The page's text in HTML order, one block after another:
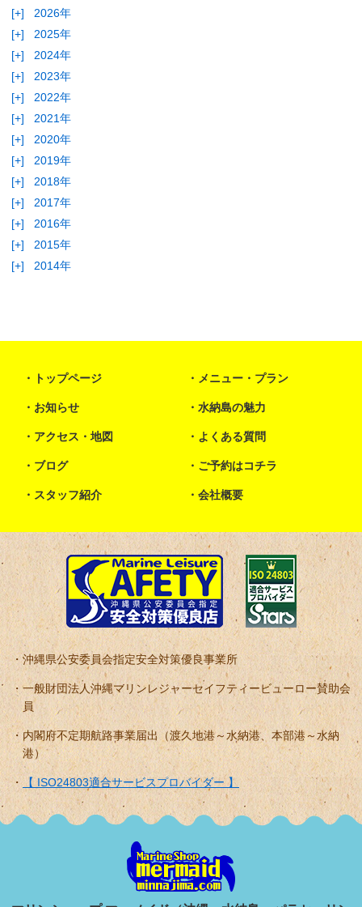
[+]
2026年
[+]
2025年
[+]
2024年
[+]
2023年
[+]
2022年
[+]
2021年
[+]
2020年
[+]
2019年
[+]
2018年
[+]
2017年
[+]
2016年
[+]
2015年
[+]
2014年
トップページ メニュー・プラン
お知らせ 水納島の魅力
アクセス・地図 よくある質問
ブログ ご予約はコチラ
スタッフ紹介 会社概要
沖縄県公安委員会指定安全対策優良事業所
一般財団法人沖縄マリンレジャーセイフティービューロー賛助会
員
内閣府不定期航路事業届出（渡久地港～水納港、本部港～水納
港）
【 ISO24803適合サービスプロバイダー 】